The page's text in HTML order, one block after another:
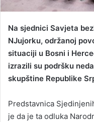
Na sjednici Savjeta
NJujorku, održanoj
situaciji u Bosni i
izrazili su podršku
skupštine Republike
Predstavnica
je da je ta odluka